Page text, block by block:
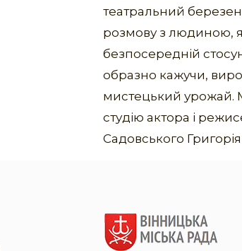
театральний
розмову з людиною,
безпосередній
образно кажучи,
мистецький урожай.
студію актора і
Садовського